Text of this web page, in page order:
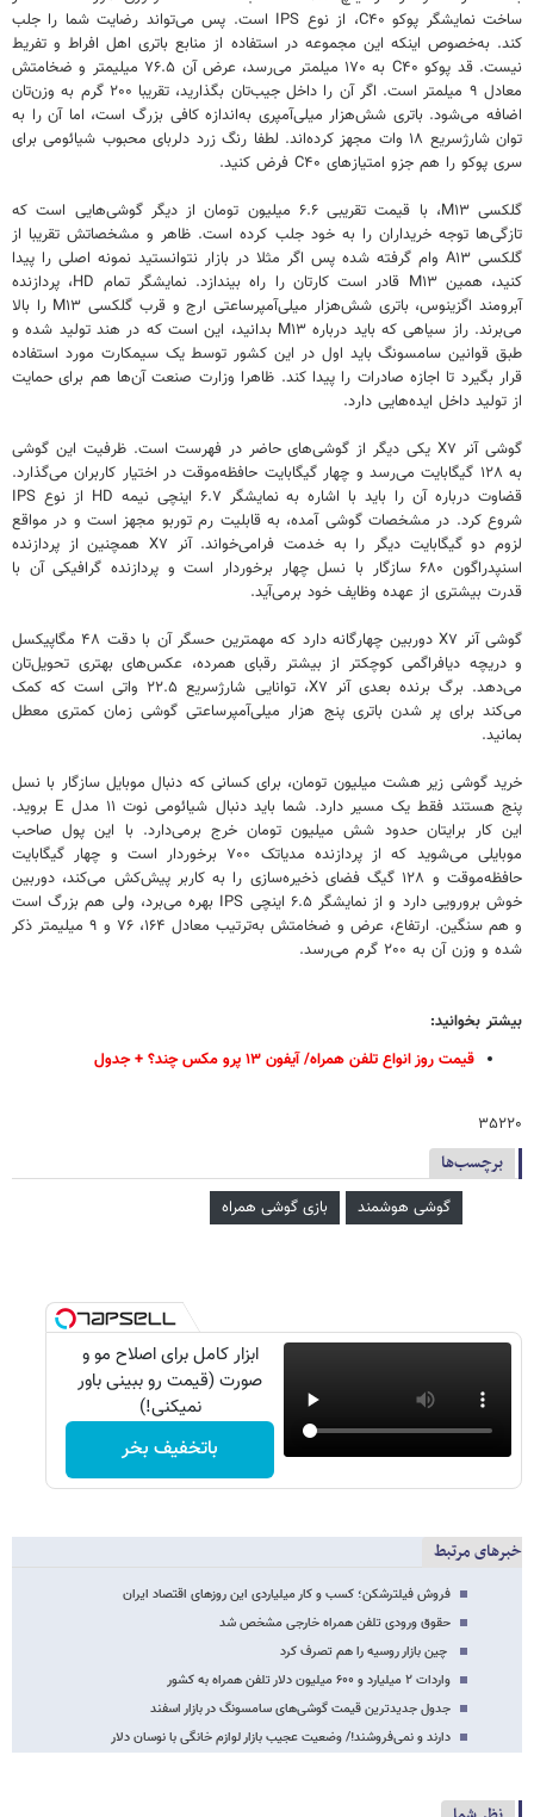
ساخت نمایشگر پوکو C۴۰، از نوع IPS است. پس می‌تواند رضایت شما را جلب
کند. به‌خصوص اینکه این مجموعه در استفاده از منابع باتری اهل افراط و تفریط
نیست. قد پوکو C۴۰ به ۱۷۰ میلمتر می‌رسد، عرض آن ۷۶.۵ میلیمتر و ضخامتش
معادل ۹ میلمتر است. اگر آن را داخل جیب‌تان بگذارید، تقریبا ۲۰۰ گرم به وزن‌تان
اضافه می‌شود. باتری شش‌هزار میلی‌آمپری به‌اندازه کافی بزرگ است، اما آن را به
توان شارژسریع ۱۸ وات مجهز کرده‌اند. لطفا رنگ زرد دلربای محبوب شیائومی برای
سری پوکو را هم جزو امتیازهای C۴۰ فرض کنید.
گلکسی M۱۳، با قیمت تقریبی ۶.۶ میلیون تومان از دیگر گوشی‌هایی است که
تازگی‌ها توجه خریداران را به خود جلب کرده است. ظاهر و مشخصاتش تقریبا از
گلکسی A۱۳ وام گرفته شده پس اگر مثلا در بازار نتوانستید نمونه اصلی را پیدا
کنید، همین M۱۳ قادر است کارتان را راه بیندازد. نمایشگر تمام HD، پردازنده
آبرومند اگزینوس، باتری شش‌هزار میلی‌آمپرساعتی ارج و قرب گلکسی M۱۳ را بالا
می‌برند. راز سیاهی که باید درباره M۱۳ بدانید، این است که در هند تولید شده و
طبق قوانین سامسونگ باید اول در این کشور توسط یک سیمکارت مورد استفاده
قرار بگیرد تا اجازه صادرات را پیدا کند. ظاهرا وزارت صنعت آن‌ها هم برای حمایت
از تولید داخل ایده‌هایی دارد.
گوشی آنر X۷ یکی دیگر از گوشی‌های حاضر در فهرست است. ظرفیت این گوشی
به ۱۲۸ گیگابایت می‌رسد و چهار گیگابایت حافظه‌موقت در اختیار کاربران می‌گذارد.
قضاوت درباره آن را باید با اشاره به نمایشگر ۶.۷ اینچی نیمه HD از نوع IPS
شروع کرد. در مشخصات گوشی آمده، به قابلیت رم توربو مجهز است و در مواقع
لزوم دو گیگابایت دیگر را به خدمت فرامی‌خواند. آنر X۷ همچنین از پردازنده
اسنپدراگون ۶۸۰ سازگار با نسل چهار برخوردار است و پردازنده گرافیکی آن با
قدرت بیشتری از عهده وظایف خود برمی‌آید.
گوشی آنر X۷ دوربین چهارگانه دارد که مهمترین حسگر آن با دقت ۴۸ مگاپیکسل
و دریچه دیافراگمی کوچکتر از بیشتر رقبای همرده، عکس‌های بهتری تحویل‌تان
می‌دهد. برگ برنده بعدی آنر X۷، توانایی شارژسریع ۲۲.۵ واتی است که کمک
می‌کند برای پر شدن باتری پنج هزار میلی‌آمپرساعتی گوشی زمان کمتری معطل
بمانید.
خرید گوشی زیر هشت میلیون تومان، برای کسانی که دنبال موبایل سازگار با نسل
پنج هستند فقط یک مسیر دارد. شما باید دنبال شیائومی نوت ۱۱ مدل E بروید.
این کار برایتان حدود شش میلیون تومان خرج برمی‌دارد. با این پول صاحب
موبایلی می‌شوید که از پردازنده مدیاتک ۷۰۰ برخوردار است و چهار گیگابایت
حافظه‌موقت و ۱۲۸ گیگ فضای ذخیره‌سازی را به کاربر پیش‌کش می‌کند، دوربین
خوش برورویی دارد و از نمایشگر ۶.۵ اینچی IPS بهره می‌برد، ولی هم بزرگ است
و هم سنگین. ارتفاع، عرض و ضخامتش به‌ترتیب معادل ۱۶۴، ۷۶ و ۹ میلیمتر ذکر
شده و وزن آن به ۲۰۰ گرم می‌رسد.
بیشتر بخوانید:
قیمت روز انواع تلفن همراه/ آیفون ۱۳ پرو مکس چند؟ + جدول
۳۵۲۲۰
برچسب‌ها
گوشی هوشمند بازی گوشی همراه
ابزار کامل برای اصلاح مو و
صورت (قیمت رو ببینی باور
نمیکنی!)
باتخفیف بخر
خبرهای مرتبط
فروش فیلترشکن؛ کسب و کار میلیاردی این روزهای اقتصاد ایران
حقوق ورودی تلفن همراه خارجی مشخص شد
چین بازار روسیه را هم تصرف کرد
واردات ۲ میلیارد و ۶۰۰ میلیون دلار تلفن همراه به کشور
جدول جدیدترین قیمت گوشی‌های سامسونگ در بازار اسفند
دارند و نمی‌فروشند!/ وضعیت عجیب بازار لوازم خانگی با نوسان دلار